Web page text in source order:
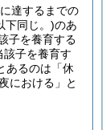
達するまでの
下同じ。)のあ
子を養育する
子を養育す
あるのは「休
における」と